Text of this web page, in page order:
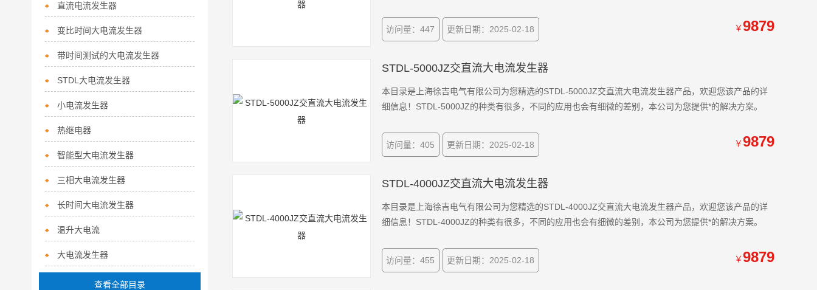
直流电流发生器
变比时间大电流发生器
带时间测试的大电流发生器
STDL大电流发生器
小电流发生器
热继电器
智能型大电流发生器
三相大电流发生器
长时间大电流发生器
温升大电流
大电流发生器
查看全部目录
访问量：447 更新日期：2025-02-18 ￥9879
STDL-5000JZ交直流大电流发生器
本目录是上海徐吉电气有限公司为您精选的STDL-5000JZ交直流大电流发生器产品，欢迎您该产品的详
细信息！STDL-5000JZ的种类有很多，不同的应用也会有细微的差别，本公司为您提供*的解决方案。
访问量：405 更新日期：2025-02-18 ￥9879
STDL-4000JZ交直流大电流发生器
本目录是上海徐吉电气有限公司为您精选的STDL-4000JZ交直流大电流发生器产品，欢迎您该产品的详
细信息！STDL-4000JZ的种类有很多，不同的应用也会有细微的差别，本公司为您提供*的解决方案。
访问量：455 更新日期：2025-02-18 ￥9879